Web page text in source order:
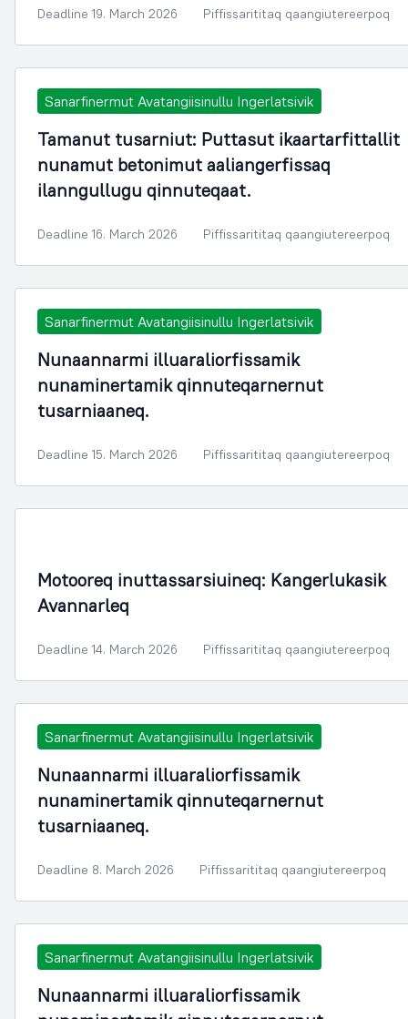
Deadline 19. March 2026 Piffissarititaq qaangiutereerpoq
Sanarfinermut Avatangiisinullu Ingerlatsivik
Tamanut tusarniut: Puttasut ikaartarfittallit
nunamut betonimut aaliangerfissaq
ilanngullugu qinnuteqaat.
Deadline 16. March 2026 Piffissarititaq qaangiutereerpoq
Sanarfinermut Avatangiisinullu Ingerlatsivik
Nunaannarmi illuaraliorfissamik
nunaminertamik qinnuteqarnernut
tusarniaaneq.
Deadline 15. March 2026 Piffissarititaq qaangiutereerpoq
Motooreq inuttassarsiuineq: Kangerlukasik
Avannarleq
Deadline 14. March 2026 Piffissarititaq qaangiutereerpoq
Sanarfinermut Avatangiisinullu Ingerlatsivik
Nunaannarmi illuaraliorfissamik
nunaminertamik qinnuteqarnernut
tusarniaaneq.
Deadline 8. March 2026 Piffissarititaq qaangiutereerpoq
Sanarfinermut Avatangiisinullu Ingerlatsivik
Nunaannarmi illuaraliorfissamik